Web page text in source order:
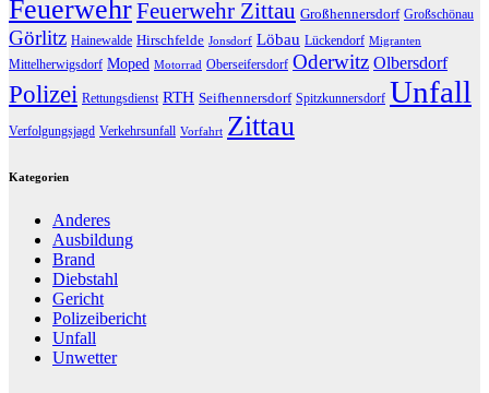
FeuerwehrFeuerwehr Zittau Großhennersdorf Großschönau
Görlitz Hainewalde Hirschfelde Jonsdorf Löbau Lückendorf Migranten
Mittelherwigsdorf Moped Motorrad Oberseifersdorf Oderwitz Olbersdorf
Polizei Rettungsdienst RTH Seifhennersdorf Spitzkunnersdorf Unfall
Verfolgungsjagd Verkehrsunfall Vorfahrt Zittau
Kategorien
Anderes
Ausbildung
Brand
Diebstahl
Gericht
Polizeibericht
Unfall
Unwetter